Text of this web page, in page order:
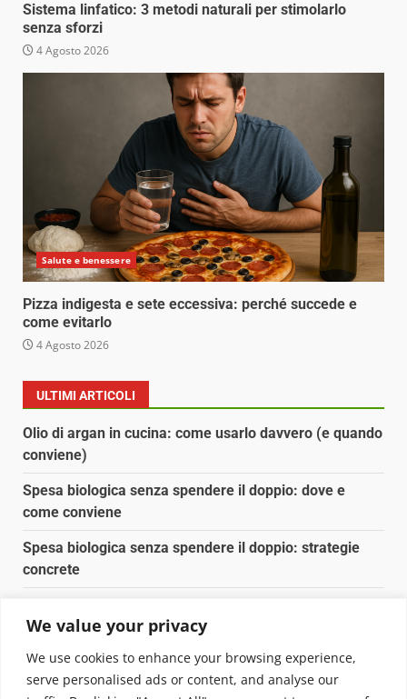
We value your privacy
We use cookies to enhance your browsing experience,
serve personalised ads or content, and analyse our
Sistema linfatico: 3 metodi naturali per stimolarlo
senza sforzi
4 Agosto 2026
Salute e benessere
Pizza indigesta e sete eccessiva: perché succede e
come evitarlo
4 Agosto 2026
ULTIMI ARTICOLI
Olio di argan in cucina: come usarlo davvero (e quando
conviene)
Spesa biologica senza spendere il doppio: dove e
come conviene
Spesa biologica senza spendere il doppio: strategie
concrete
Pulizia naturale della casa: 3 ingredienti che
sostituiscono 10 prodotti chimici